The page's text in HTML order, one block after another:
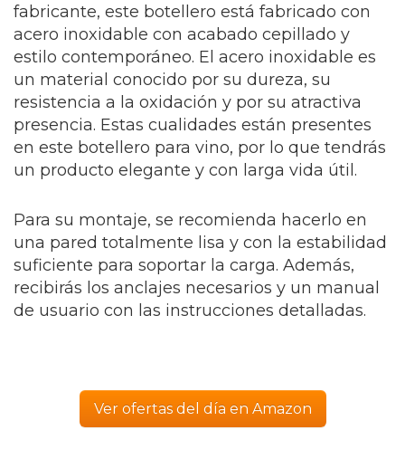
fabricante, este botellero está fabricado con
acero inoxidable con acabado cepillado y
estilo contemporáneo. El acero inoxidable es
un material conocido por su dureza, su
resistencia a la oxidación y por su atractiva
presencia. Estas cualidades están presentes
en este botellero para vino, por lo que tendrás
un producto elegante y con larga vida útil.
Para su montaje, se recomienda hacerlo en
una pared totalmente lisa y con la estabilidad
suficiente para soportar la carga. Además,
recibirás los anclajes necesarios y un manual
de usuario con las instrucciones detalladas.
Ver ofertas del día en Amazon